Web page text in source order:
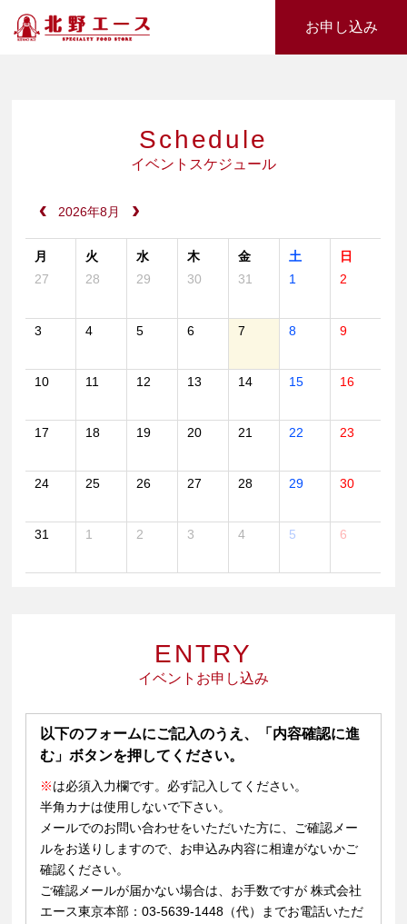
お申し込み
Schedule
イベントスケジュール
2026年8月
月 火 水 木 金 土
日
27
28 29 30 31 1 2
3 4 5 6 7 8 9
10 11 12 13 14 15 16
17 18 19 20 21 22 23
24 25 26 27 28 29 30
31 1 2 3 4 5 6
ENTRY
イベントお申し込み
以下のフォームにご記入のうえ、「内容確認に進
む」ボタンを押してください。
※は必須入力欄です。必ず記入してください。
半角カナは使用しないで下さい。
メールでのお問い合わせをいただいた方に、ご確認メー
ルをお送りしますので、お申込み内容に相違がないかご
確認ください。
ご確認メールが届かない場合は、お手数ですが 株式会社
エース東京本部：03-5639-1448（代）までお電話いただ